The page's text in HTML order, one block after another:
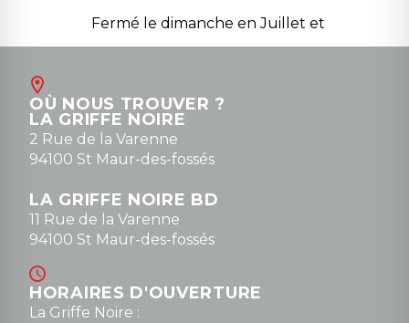
Fermé le dimanche en Juillet et
Août
contact@la-griffe-noire.com
0148836747
OÙ NOUS TROUVER ?
LA GRIFFE NOIRE
2 Rue de la Varenne
94100 St Maur-des-fossés
LA GRIFFE NOIRE BD
11 Rue de la Varenne
94100 St Maur-des-fossés
HORAIRES D'OUVERTURE
La Griffe Noire :